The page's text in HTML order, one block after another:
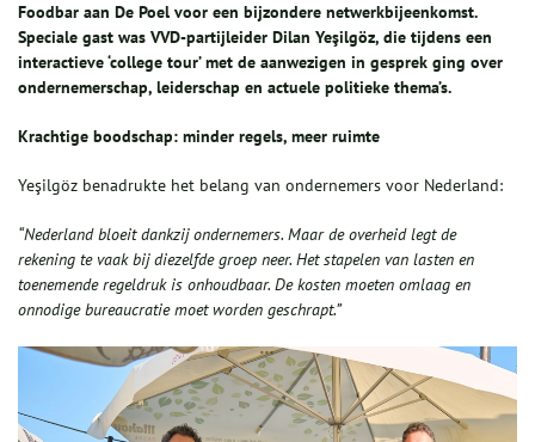
Foodbar aan De Poel voor een bijzondere netwerkbijeenkomst.
Speciale gast was VVD-partijleider Dilan Yeşilgöz, die tijdens een
interactieve ‘college tour’ met de aanwezigen in gesprek ging over
ondernemerschap, leiderschap en actuele politieke thema’s.
Krachtige boodschap: minder regels, meer ruimte
Yeşilgöz benadrukte het belang van ondernemers voor Nederland:
“Nederland bloeit dankzij ondernemers. Maar de overheid legt de
rekening te vaak bij diezelfde groep neer. Het stapelen van lasten en
toenemende regeldruk is onhoudbaar. De kosten moeten omlaag en
onnodige bureaucratie moet worden geschrapt.”